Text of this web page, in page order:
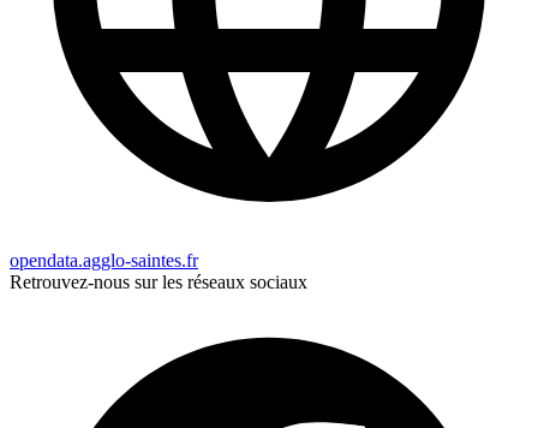
opendata.agglo-saintes.fr
Retrouvez-nous sur les réseaux sociaux